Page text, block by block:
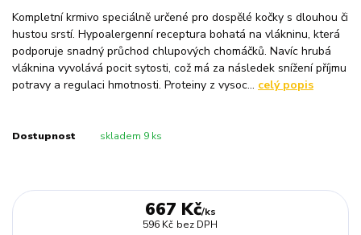
Kompletní krmivo speciálně určené pro dospělé kočky s dlouhou či
hustou srstí. Hypoalergenní receptura bohatá na vlákninu, která
podporuje snadný průchod chlupových chomáčků. Navíc hrubá
vláknina vyvolává pocit sytosti, což má za následek snížení příjmu
potravy a regulaci hmotnosti. Proteiny z vysoc... celý popis
Dostupnost skladem 9 ks
667 Kč/ks
596 Kč bez DPH